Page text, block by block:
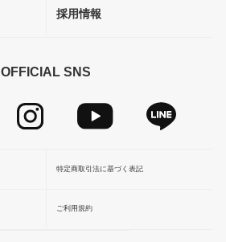
採用情報
OFFICIAL SNS
特定商取引法に基づく表記
ご利用規約